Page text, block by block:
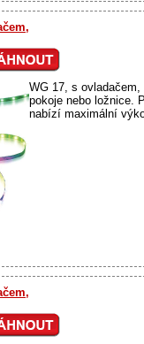
WG 17, s
pokoje nebo ložnice.
nabízí maximální